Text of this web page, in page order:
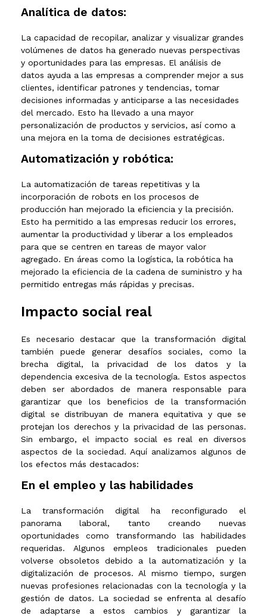
Analítica de datos:
La capacidad de recopilar, analizar y visualizar grandes
volúmenes de datos ha generado nuevas perspectivas
y oportunidades para las empresas. El análisis de
datos ayuda a las empresas a comprender mejor a sus
clientes, identificar patrones y tendencias, tomar
decisiones informadas y anticiparse a las necesidades
del mercado. Esto ha llevado a una mayor
personalización de productos y servicios, así como a
una mejora en la toma de decisiones estratégicas.
Automatización y robótica:
La automatización de tareas repetitivas y la
incorporación de robots en los procesos de
producción han mejorado la eficiencia y la precisión.
Esto ha permitido a las empresas reducir los errores,
aumentar la productividad y liberar a los empleados
para que se centren en tareas de mayor valor
agregado. En áreas como la logística, la robótica ha
mejorado la eficiencia de la cadena de suministro y ha
permitido entregas más rápidas y precisas.
Impacto social real
Es necesario destacar que la transformación digital
también puede generar desafíos sociales, como la
brecha digital, la privacidad de los datos y la
dependencia excesiva de la tecnología. Estos aspectos
deben ser abordados de manera responsable para
garantizar que los beneficios de la transformación
digital se distribuyan de manera equitativa y que se
protejan los derechos y la privacidad de las personas.
Sin embargo, el impacto social es real en diversos
aspectos de la sociedad. Aquí analizamos algunos de
los efectos más destacados:
En el empleo y las habilidades
La transformación digital ha reconfigurado el
panorama laboral, tanto creando nuevas
oportunidades como transformando las habilidades
requeridas. Algunos empleos tradicionales pueden
volverse obsoletos debido a la automatización y la
digitalización de procesos. Al mismo tiempo, surgen
nuevas profesiones relacionadas con la tecnología y la
gestión de datos. La sociedad se enfrenta al desafío
de adaptarse a estos cambios y garantizar la